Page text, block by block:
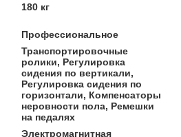
180 кг
Профессиональное
Транспортировочные
ролики, Регулировка
сидения по вертикали,
Регулировка сидения по
горизонтали, Компенсаторы
неровности пола, Ремешки
на педалях
Электромагнитная